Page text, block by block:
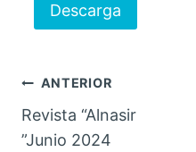
Descarga
Navegación
de
ANTERIOR
Revista “Alnasir
”Junio 2024